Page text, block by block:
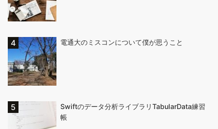
電通大のミスコンについて僕が思うこと
Swiftのデータ分析ライブラリTabularData練習
帳